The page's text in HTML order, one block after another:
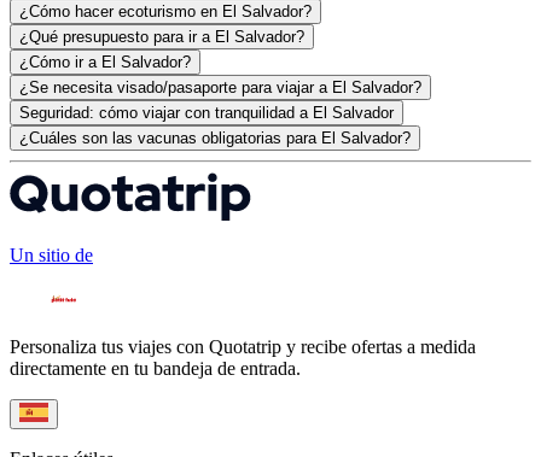
¿Cómo hacer ecoturismo en El Salvador?
¿Qué presupuesto para ir a El Salvador?
¿Cómo ir a El Salvador?
¿Se necesita visado/pasaporte para viajar a El Salvador?
Seguridad: cómo viajar con tranquilidad a El Salvador
¿Cuáles son las vacunas obligatorias para El Salvador?
Un sitio de
Personaliza tus viajes con Quotatrip y recibe ofertas a medida
directamente en tu bandeja de entrada.